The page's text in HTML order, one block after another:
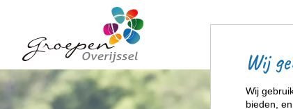
Wij
Wij
bieden,